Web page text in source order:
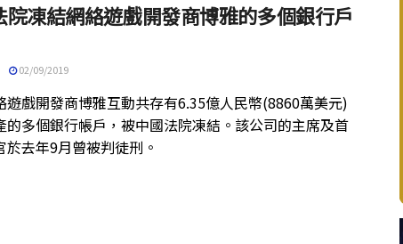
院凍結網絡遊戲開發商博雅的多個銀行戶
02/09/2019
遊戲開發商博雅互動共存有6.35億人民幣(8860萬美元)
的多個銀行帳戶，被中國法院凍結。該公司的主席及首
於去年9月曾被判徒刑。